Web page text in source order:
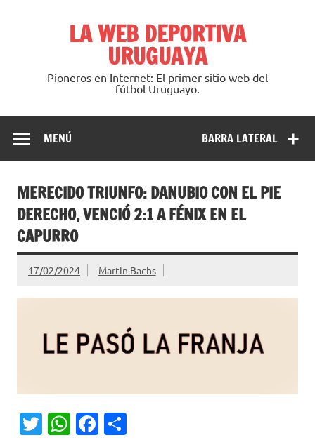
LA WEB DEPORTIVA
URUGUAYA
Pioneros en Internet: El primer sitio web del
fútbol Uruguayo.
BARRA LATERAL
MENÚ
MERECIDO TRIUNFO: DANUBIO CON EL PIE
DERECHO, VENCIÓ 2:1 A FÉNIX EN EL
CAPURRO
17/02/2024 Martin Bachs
T
W Fa